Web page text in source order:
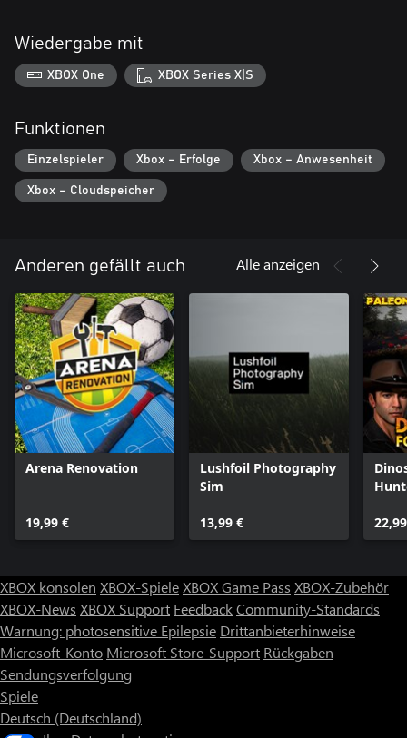
Wiedergabe mit
XBOX One XBOX Series X|S
Funktionen
Einzelspieler Xbox – Erfolge Xbox – Anwesenheit
Xbox – Cloudspeicher
Anderen gefällt auch Alle anzeigen
Arena Renovation
19,99 €
Lushfoil Photography
Sim
13,99 €
XBOX konsolen XBOX-SpieleXBOX Game Pass XBOX-Zubehör
XBOX-News XBOX Support FeedbackCommunity-Standards
Warnung: photosensitive Epilepsie Drittanbieterhinweise
Microsoft-Konto Microsoft Store-Support Rückgaben
Sendungsverfolgung
Spiele
Deutsch (Deutschland)